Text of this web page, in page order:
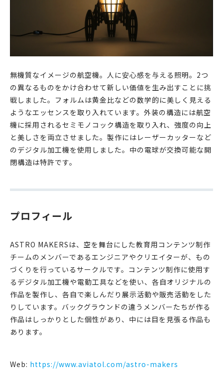
無機質なイメージの航空機。人に安心感を与える照明。2つ
の異なるものをかけ合わせて新しい価値を生み出すことに挑
戦しました。フォルムは黄金比などの数学的に美しく見える
ようなエッセンスを取り入れています。外装の構造には航空
機に採用されるセミモノコック構造を取り入れ、強度の向上
と美しさを両立させました。製作にはレーザーカッターなど
のデジタル加工機を使用しました。中の電球が交換可能な開
閉構造は特許です。
プロフィール
ASTRO MAKERSは、空を舞台にした教育用コンテンツ制作
チームのメンバーであるエンジニアやクリエイターが、もの
づくりを行っているサークルです。コンテンツ制作に使用す
るデジタル加工機や電動工具などを使い、各自オリジナルの
作品を製作し、各自で楽しんだり展示活動や販売活動をした
りしています。バックグラウンドの違うメンバーたちが作る
作品はしっかりとした個性があり、中には目を見張る作品も
あります。
Web: https://www.aviatol.com/astro-makers